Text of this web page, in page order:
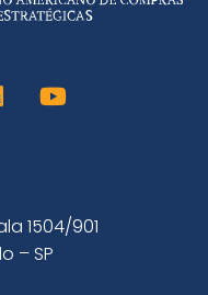
1504/901
– SP